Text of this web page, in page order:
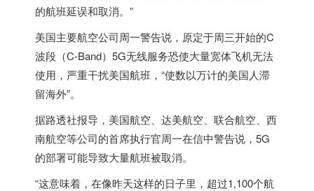
的航班延误和取消。”
美国主要航空公司周一警告说，原定于周三开始的C
波段（C-Band）5G无线服务恐使大量宽体飞机无法
使用，严重干扰美国航班，“使数以万计的美国人滞
留海外”。
据路透社报导，美国航空、达美航空、联合航空、西
南航空等公司的首席执行官周一在信中警告说，5G
的部署可能导致大量航班被取消。
“这意味着，在像昨天这样的日子里，超过1,100个航